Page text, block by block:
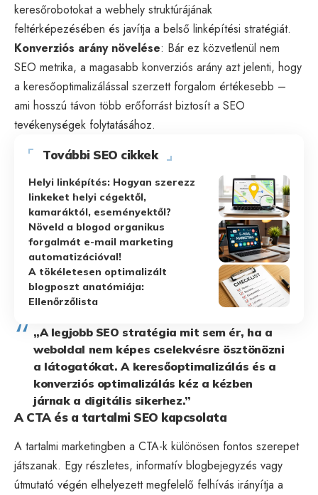
keresőrobotokat a webhely struktúrájának
feltérképezésében és javítja a belső linképítési stratégiát.
Konverziós arány növelése: Bár ez közvetlenül nem
SEO metrika, a magasabb konverziós arány azt jelenti, hogy
a keresőoptimalizálással szerzett forgalom értékesebb –
ami hosszú távon több erőforrást biztosít a SEO
tevékenységek folytatásához.
További SEO cikkek
Helyi linképítés: Hogyan szerezz
linkeket helyi cégektől,
kamaráktól, eseményektől?
Növeld a blogod organikus
forgalmát e-mail marketing
automatizációval!
A tökéletesen optimalizált
blogposzt anatómiája:
Ellenőrzőlista
„A legjobb SEO stratégia mit sem ér, ha a
weboldal nem képes cselekvésre ösztönözni
a látogatókat. A keresőoptimalizálás és a
konverziós optimalizálás kéz a kézben
járnak a digitális sikerhez.”
A CTA és a tartalmi SEO kapcsolata
A tartalmi marketingben a CTA-k különösen fontos szerepet
játszanak. Egy részletes, informatív blogbejegyzés vagy
útmutató végén elhelyezett megfelelő felhívás irányítja a